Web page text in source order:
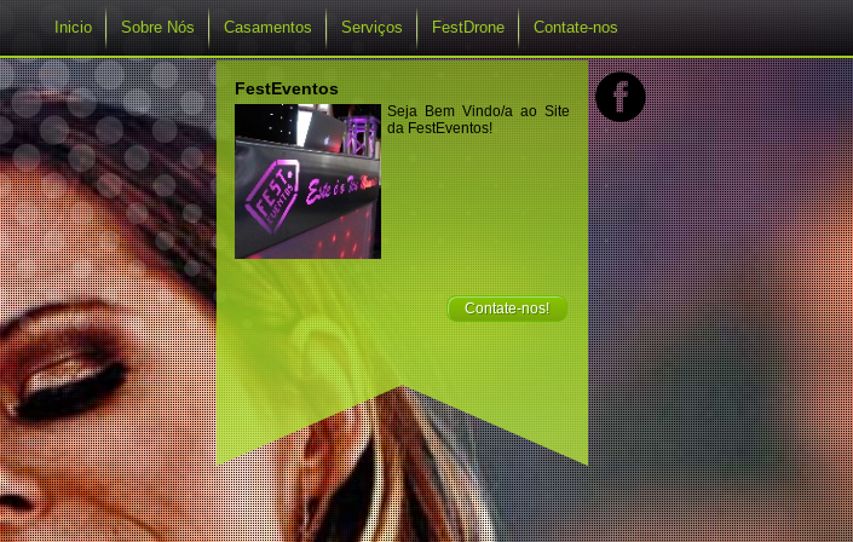
FestEventos
Seja Bem Vindo/a ao Site
da FestEventos!
Contate-nos!
Inicio Sobre Nós Casamentos Serviços FestDrone Contate-nos